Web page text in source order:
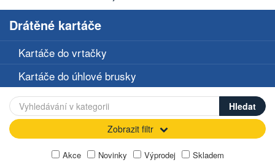
Drátěné kartáče
Kartáče do vrtačky
Kartáče do úhlové brusky
Zobrazit filtr
Akce Novinky Výprodej Skladem